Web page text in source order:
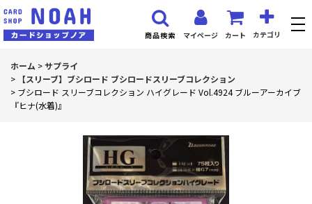
マイページ カート カテゴリ
商品検索
ホーム >サプライ
> 【スリーブ】ブシロード ブシロードスリーブコレクション
> ブシロード スリーブコレクション ハイグレード Vol.4924 ブルーアーカイブ
『ヒナ(水着)』